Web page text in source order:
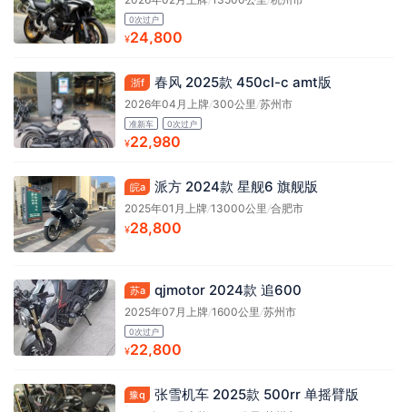
0次过户
¥24,800
浙f 春风 2025款 450cl-c amt版
2026年04月上牌/300公里/苏州市
准新车 0次过户
¥22,980
皖a 派方 2024款 星舰6 旗舰版
2025年01月上牌/13000公里/合肥市
¥28,800
苏a qjmotor 2024款 追600
2025年07月上牌/1600公里/苏州市
0次过户
¥22,800
豫q 张雪机车 2025款 500rr 单摇臂版